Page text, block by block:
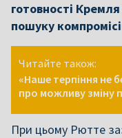
готовності
пошуку
Читайте також:
«Наше терпіння не
про можливу зміну
При цьому Рютте